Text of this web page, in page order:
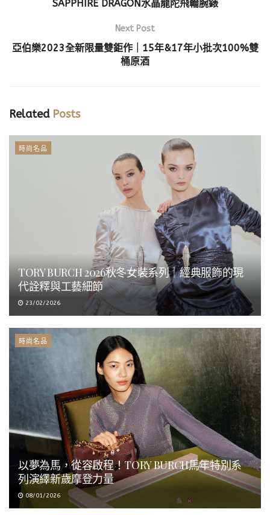
SAPPHIRE DRAGON水晶龍陀飛輪腕錶
Next Post
亞伯樂2023全新限量雙鉅作｜15年&17年小批次100%雙
桶原酒
RelatedPosts
時尚名品
TORY BURCH 2026秋冬女裝系列｜經典服飾的現
代詮釋與工藝細節
23/02/2026
時尚名品
以夢為馬，從容啟程！TORY BURCH馬年特別系
列演繹新歲摩登力量
08/01/2026